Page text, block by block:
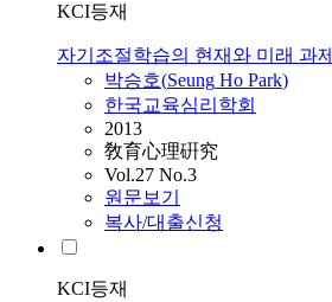
KCI등재
자기조절학습의 현재와 미래 과제
박승호(Seung Ho Park)
한국교육심리학회
2013
敎育心理硏究
Vol.27 No.3
원문보기
복사/대출신청
KCI등재